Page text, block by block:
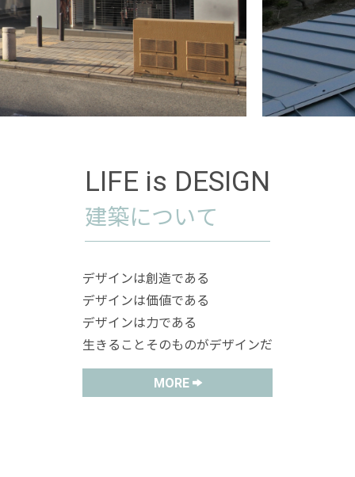
LIFE is DESIGN
建築について
デザインは創造である
デザインは価値である
デザインは力である
生きることそのものがデザインだ
MORE